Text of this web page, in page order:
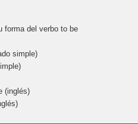
forma del verbo to be
simple)
(inglés)